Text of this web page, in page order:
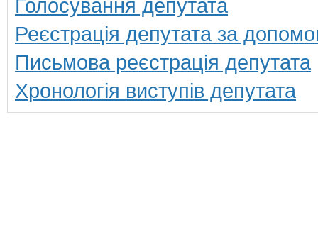
Голосування депутата
Реєстрація депутата за
Письмова реєстрація депутата
Хронологія виступів депутата